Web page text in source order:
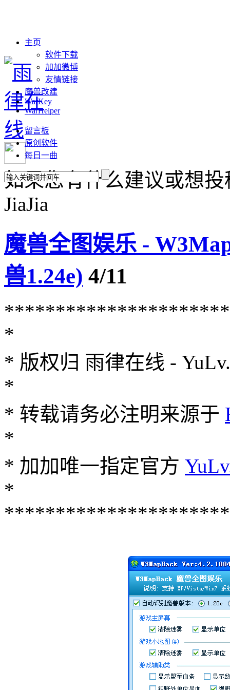
主页
软件下载
加加微博
友情链接
魔兽改建
WarKey
WarHelper
留言板
原创软件
每日一曲
如果您有什么建议或想投
JiaJia
魔兽全图娱乐 -
兽1.24e) 4/11
*
* 版权归 雨律在线 -
*
* 转载请务必注明来源于
*
* 加加唯一指定官方
*